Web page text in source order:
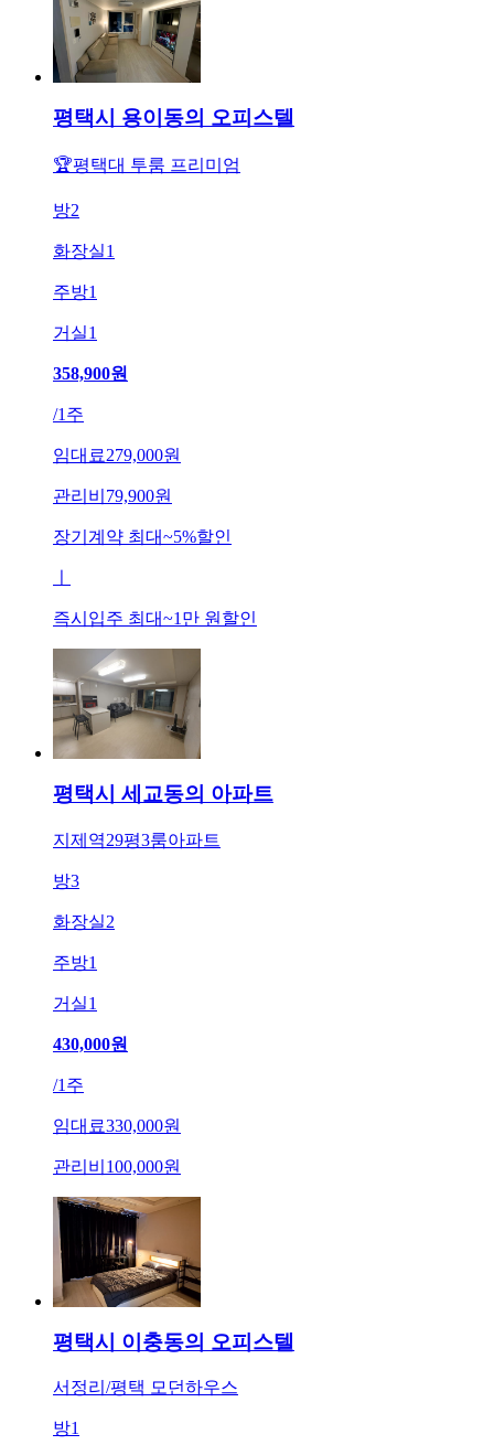
평택시 용이동의 오피스텔
🏆평택대 투룸 프리미엄
방2
화장실1
주방1
거실1
358,900원
/1주
임대료279,000원
관리비 79,900원
장기계약 최대~5%할인
즉시입주 최대~1만 원할인
평택시 세교동의 아파트
지제역29평3룸아파트
방3
화장실2
주방1
거실1
430,000원
/1주
임대료330,000원
관리비 100,000원
평택시 이충동의 오피스텔
서정리/평택 모던하우스
방1